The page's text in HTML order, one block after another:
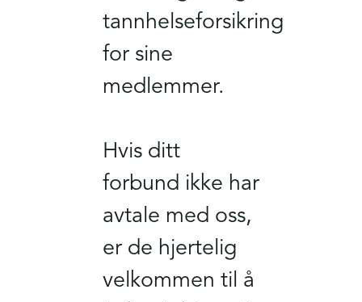
tannhelseforsikring
for sine
medlemmer.
Hvis ditt
forbund ikke har
avtale med oss,
er de hjertelig
velkommen til å